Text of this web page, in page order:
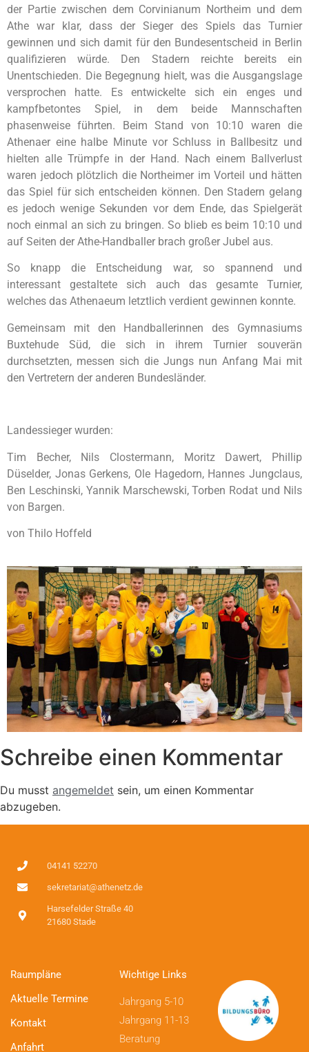
der Partie zwischen dem Corvinianum Northeim und dem
Athe war klar, dass der Sieger des Spiels das Turnier
gewinnen und sich damit für den Bundesentscheid in Berlin
qualifizieren würde. Den Stadern reichte bereits ein
Unentschieden. Die Begegnung hielt, was die Ausgangslage
versprochen hatte. Es entwickelte sich ein enges und
kampfbetontes Spiel, in dem beide Mannschaften
phasenweise führten. Beim Stand von 10:10 waren die
Athenaer eine halbe Minute vor Schluss in Ballbesitz und
hielten alle Trümpfe in der Hand. Nach einem Ballverlust
waren jedoch plötzlich die Northeimer im Vorteil und hätten
das Spiel für sich entscheiden können. Den Stadern gelang
es jedoch wenige Sekunden vor dem Ende, das Spielgerät
noch einmal an sich zu bringen. So blieb es beim 10:10 und
auf Seiten der Athe-Handballer brach großer Jubel aus.
So knapp die Entscheidung war, so spannend und
interessant gestaltete sich auch das gesamte Turnier,
welches das Athenaeum letztlich verdient gewinnen konnte.
Gemeinsam mit den Handballerinnen des Gymnasiums
Buxtehude Süd, die sich in ihrem Turnier souverän
durchsetzten, messen sich die Jungs nun Anfang Mai mit
den Vertretern der anderen Bundesländer.
Landessieger wurden:
Tim Becher, Nils Clostermann, Moritz Dawert, Phillip
Düselder, Jonas Gerkens, Ole Hagedorn, Hannes Jungclaus,
Ben Leschinski, Yannik Marschewski, Torben Rodat und Nils
von Bargen.
von Thilo Hoffeld
Schreibe einen Kommentar
Du musst angemeldet sein, um einen Kommentar
abzugeben.
04141 52270
sekretariat@athenetz.de
Harsefelder Straße 40
21680 Stade
Raumpläne
Aktuelle Termine
Kontakt
Anfahrt
Wichtige Links
Jahrgang 5-10
Jahrgang 11-13
Beratung